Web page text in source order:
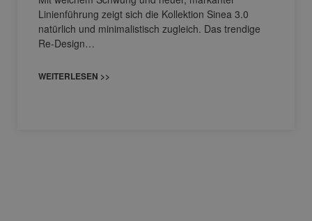
Linienführung zeigt sich die Kollektion Sinea 3.0
natürlich und minimalistisch zugleich. Das trendige
Re-Design…
WEITERLESEN >>